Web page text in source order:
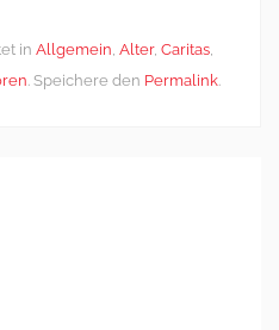
in Allgemein, Alter, Caritas,
. Speichere den Permalink.